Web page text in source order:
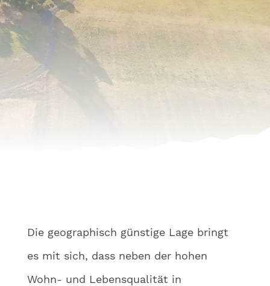
Die geographisch günstige Lage bringt
es mit sich, dass neben der hohen
Wohn- und Lebensqualität in